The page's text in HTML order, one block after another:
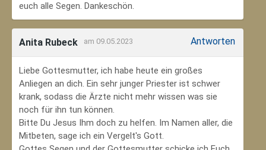
euch alle Segen. Dankeschön.
Anita Rubeck am 09.05.2023 Antworten
Liebe Gottesmutter, ich habe heute ein großes
Anliegen an dich. Ein sehr junger Priester ist schwer
krank, sodass die Ärzte nicht mehr wissen was sie
noch für ihn tun können.
Bitte Du Jesus Ihm doch zu helfen. Im Namen aller, die
Mitbeten, sage ich ein Vergelt's Gott.